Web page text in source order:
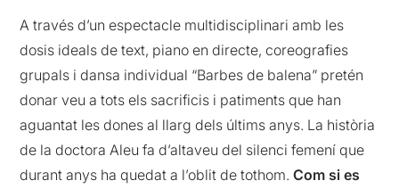
A través d’un espectacle multidisciplinari amb les
dosis ideals de text, piano en directe, coreografies
grupals i dansa individual “Barbes de balena” pretén
donar veu a tots els sacrificis i patiments que han
aguantat les dones al llarg dels últims anys. La història
de la doctora Aleu fa d’altaveu del silenci femení que
durant anys ha quedat a l’oblit de tothom.Com si es